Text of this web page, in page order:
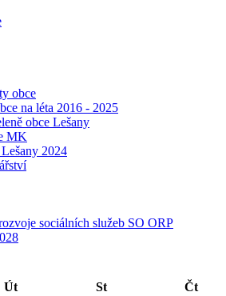
obce
na léta 2016 - 2025
obce Lešany
MK
2024
sociálních služeb SO ORP
Út St
Čt